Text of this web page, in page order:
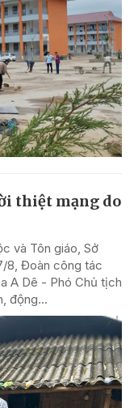
thiệt mạng do
và Tôn giáo, Sở
8, Đoàn công tác
A Dê - Phó Chủ tịch
động...